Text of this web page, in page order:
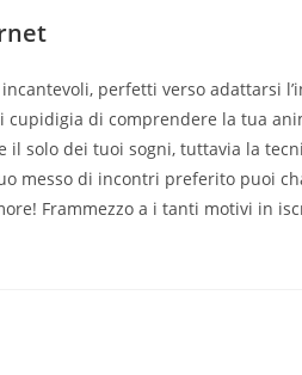
perfetti verso adattarsi
cupidigia di comprendere la tua
il solo dei tuoi sogni, tuttavia la
messo di incontri preferito puoi
Frammezzo a i tanti motivi in